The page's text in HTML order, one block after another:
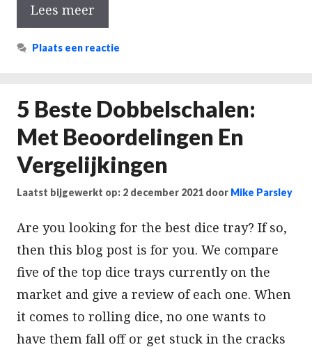
Lees meer
Plaats een reactie
5 Beste Dobbelschalen:
Met Beoordelingen En
Vergelijkingen
Laatst bijgewerkt op: 2 december 2021 door Mike Parsley
Are you looking for the best dice tray? If so,
then this blog post is for you. We compare
five of the top dice trays currently on the
market and give a review of each one. When
it comes to rolling dice, no one wants to
have them fall off or get stuck in the cracks